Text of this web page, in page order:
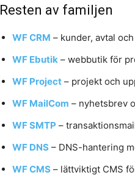
Resten av familjen
WF CRM – kunder, avtal
WF Ebutik – webbutik för
WF Project – projekt och
WF MailCom – nyhetsbrev
WF SMTP –
WF DNS – DNS-hantering
WF CMS – lättviktigt CMS